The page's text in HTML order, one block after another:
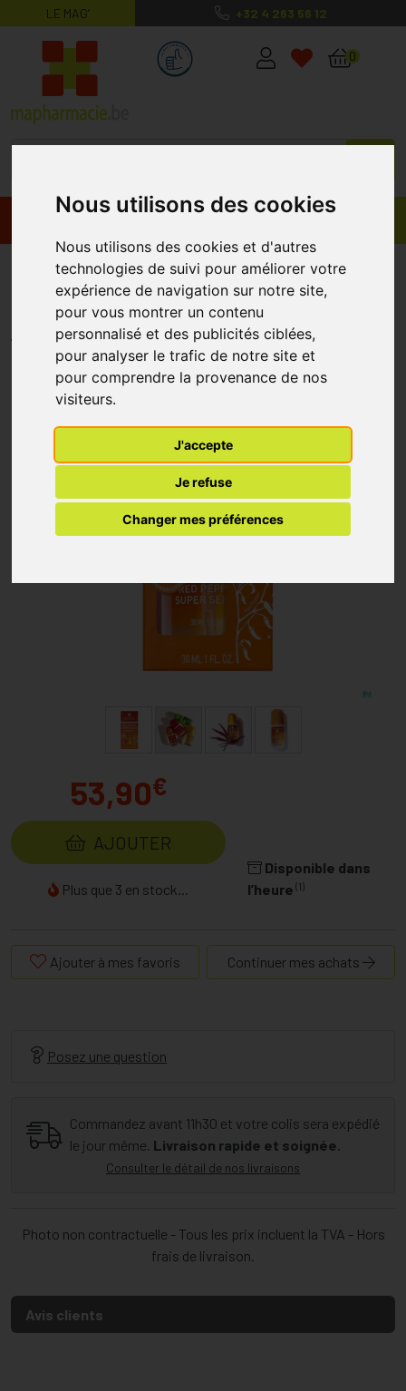
Nous utilisons des cookies
Nous utilisons des cookies et d'autres
technologies de suivi pour améliorer votre
expérience de navigation sur notre site,
pour vous montrer un contenu
personnalisé et des publicités ciblées,
pour analyser le trafic de notre site et
pour comprendre la provenance de nos
visiteurs.
J'accepte
Je refuse
Changer mes préférences
LE MAG’ +32 4 263 56 12
MaPharmacie.be ma santé, mes
0
Erborian Red Pepper Super
Sérum 30ml
ERBORIAN
53,90€
AJOUTER
Plus que 3 en stock...
Disponible dans
l’heure (1)
Ajouter à mes favoris Continuer mes achats
Posez une question
Commandez avant 11h30 et votre colis sera expédié
le jour même. Livraison rapide et soignée.
Consulter le détail de nos livraisons
Photo non contractuelle - Tous les prix incluent la TVA - Hors
frais de livraison.
Avis clients